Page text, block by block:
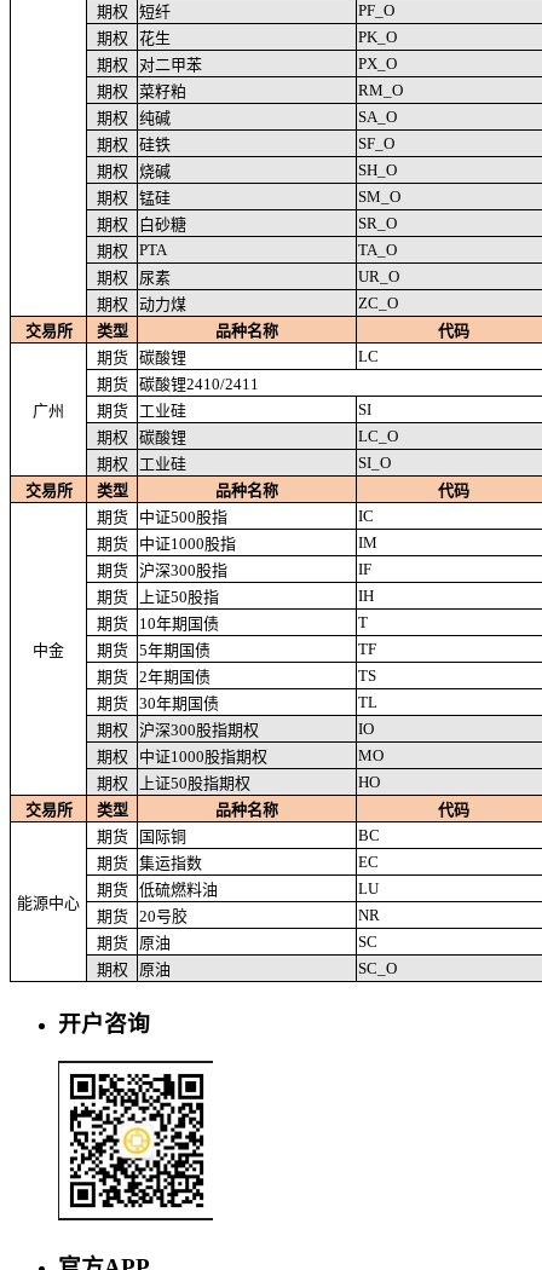
期权
短纤
PF_O
期权
花生
PK_O
期权
对二甲苯
PX_O
期权
菜籽粕
RM_O
期权
纯碱
SA_O
期权
硅铁
SF_O
期权
烧碱
SH_O
期权
锰硅
SM_O
期权
白砂糖
SR_O
期权
PTA
TA_O
期权
尿素
UR_O
期权
动力煤
ZC_O
交易所
类型 品种名称 代码
广州
期货 碳酸锂
LC
期货
碳酸锂2410/2411
期货
工业硅
SI
期权
碳酸锂
LC_O
期权
工业硅
SI_O
交易所
类型 品种名称 代码
中金
期货 中证500股指
IC
期货
中证1000股指
IM
期货
沪深300股指
IF
期货
上证50股指
IH
期货
10年期国债
T
期货
5年期国债
TF
期货
2年期国债
TS
期货
30年期国债
TL
期权
沪深300股指期权
IO
期权
中证1000股指期权
MO
期权
上证50股指期权
HO
交易所
类型 品种名称 代码
能源中心
期货 国际铜
BC
期货
集运指数
EC
期货
低硫燃料油
LU
期货
20号胶
NR
期货
原油
SC
期权
原油 SC_O
开户咨询